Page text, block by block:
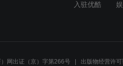
入驻优酷
网出证（京）字第266号 出版物经营许